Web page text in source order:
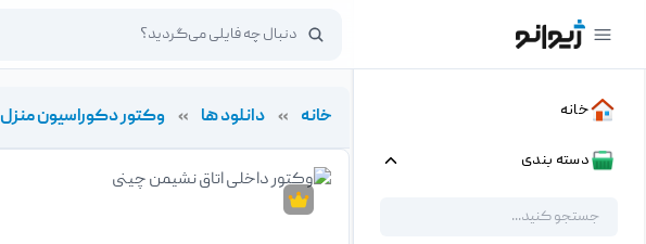
خانه
دسته بندی
خانه » دانلود ها » وکتور دکوراسیون منزل